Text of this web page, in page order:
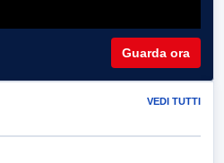
Guarda ora
VEDI TUTTI